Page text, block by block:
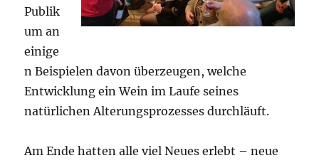
Publik
um an
einige
n Beispielen davon überzeugen, welche
Entwicklung ein Wein im Laufe seines
natürlichen Alterungsprozesses durchläuft.
Am Ende hatten alle viel Neues erlebt – neue